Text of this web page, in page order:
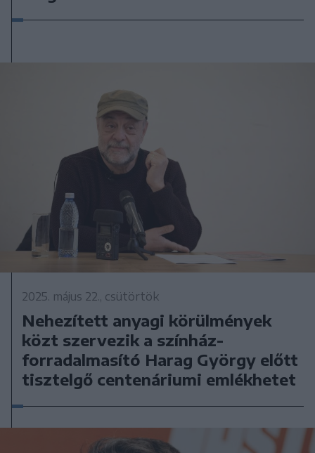
2025. május 22., csütörtök
Nehezített anyagi körülmények
közt szervezik a színház-
forradalmasító Harag György előtt
tisztelgő centenáriumi emlékhetet